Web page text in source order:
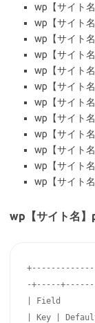
wp【サイト
wp【サイト
wp【サイト
wp【サイト
wp【サイト
wp【サイト
wp【サイト
wp【サイト
wp【サイト
wp【サイト
wp【サイト
wp【サイト
wp【サイト名
-+-----
| Field
| Key |